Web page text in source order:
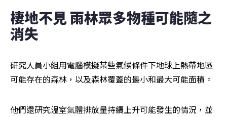
棲地不見 雨林眾多物種可能隨之
消失
研究人員小組用電腦模擬某些氣候條件下地球上熱帶地區
可能存在的森林，以及森林覆蓋的最小和最大可能面積。
他們還研究溫室氣體排放量持續上升可能發生的情況，並